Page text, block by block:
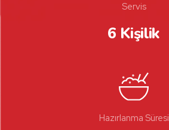
Servis
6 Kişilik
Hazırlanma Süresi